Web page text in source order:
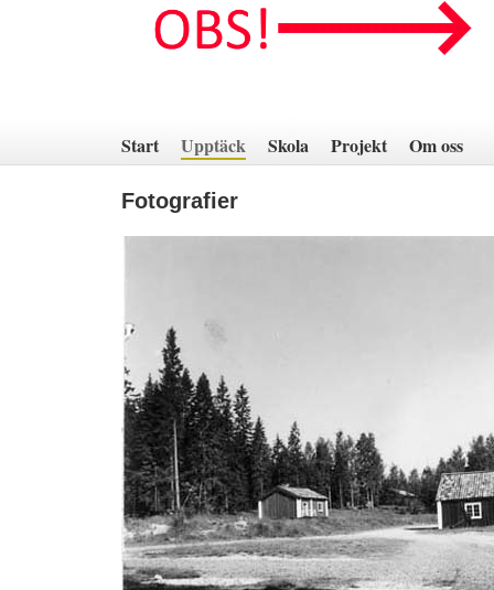
innehåll
Start Upptäck Skola Projekt Om oss
Fotografier